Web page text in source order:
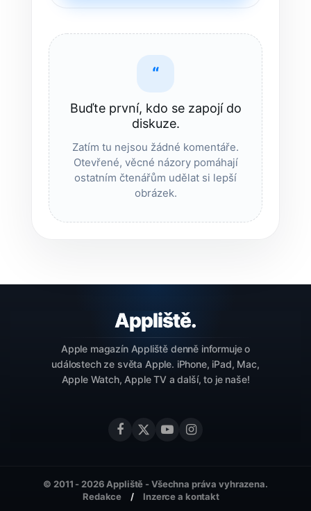
“
Buďte první, kdo se zapojí do
diskuze.
Zatím tu nejsou žádné komentáře.
Otevřené, věcné názory pomáhají
ostatním čtenářům udělat si lepší
obrázek.
Apple magazín Appliště denně informuje o
událostech ze světa Apple. iPhone, iPad, Mac,
Apple Watch, Apple TV a další, to je naše!
Redakce Inzerce a kontakt
© 2011 - 2026 Appliště - Všechna práva vyhrazena.